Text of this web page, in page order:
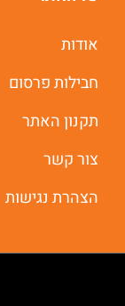
אודות
חבילות פרסום
תקנון האתר
צור קשר
הצהרת נגישות